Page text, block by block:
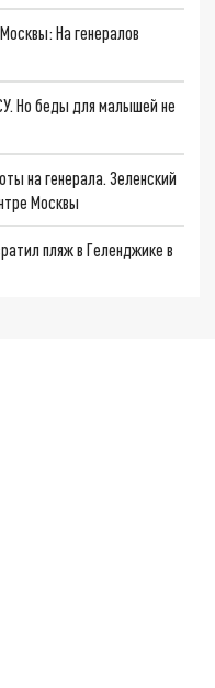
На генералов
Но беды для малышей не
на генерала. Зеленский
Москвы
пляж в Геленджике в